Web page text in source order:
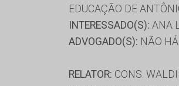
EDUCAÇÃO DE
INTERESSADO(S): ANA
ADVOGADO(S): NÃO HÁ
RELATOR: CONS.